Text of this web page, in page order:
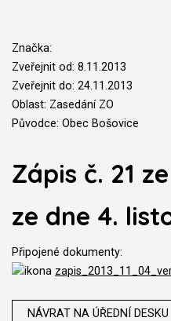
Značka:
Zveřejnit od: 8.11.2013
Zveřejnit do: 24.11.2013
Oblast: Zasedání ZO
Původce: Obec Bošovice
Zápis č. 21
ze dne 4.
Připojené dokumenty:
NÁVRAT NA ÚŘEDNÍ DESKU